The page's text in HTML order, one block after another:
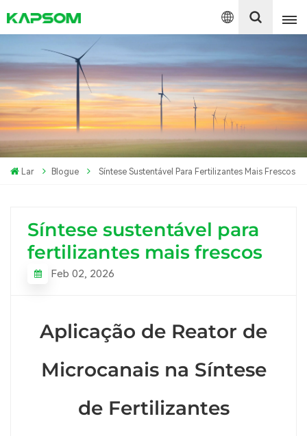
English
Español
Polski
Lar Blogue Síntese Sustentável Para Fertilizantes Mais Frescos
Síntese sustentável para
fertilizantes mais frescos
Feb 02, 2026
Aplicação de Reator de
Microcanais na Síntese
de Fertilizantes